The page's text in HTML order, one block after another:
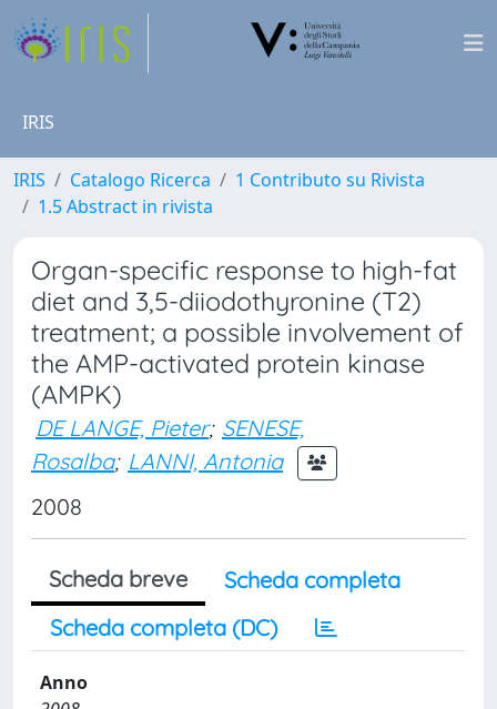
IRIS
IRIS Catalogo Ricerca
1 Contributo su Rivista
1.5 Abstract in rivista
Organ-specific response to high-fat
diet and 3,5-diiodothyronine (T2)
treatment; a possible involvement of
the AMP-activated protein kinase
(AMPK)
DE LANGE, Pieter; SENESE,
Rosalba; LANNI, Antonia
2008
Scheda breve
Scheda completa
Scheda completa (DC)
Anno